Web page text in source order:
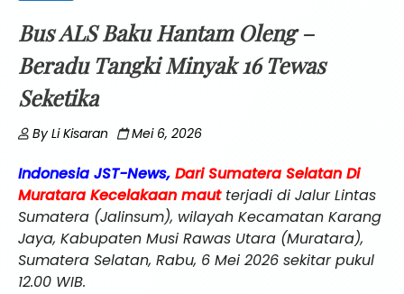
Bus ALS Baku Hantam Oleng –
Beradu Tangki Minyak 16 Tewas
Seketika
ByLi Kisaran Mei 6, 2026
Indonesia JST-News, Dari Sumatera Selatan Di
Muratara Kecelakaan maut terjadi di Jalur Lintas
Sumatera (Jalinsum), wilayah Kecamatan Karang
Jaya, Kabupaten Musi Rawas Utara (Muratara),
Sumatera Selatan, Rabu, 6 Mei 2026 sekitar pukul
12.00 WIB.